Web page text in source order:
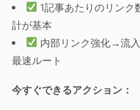
1記事あたりのリンク
計が基本
内部リンク強化→流
最速ルート
今すぐできるアクション：